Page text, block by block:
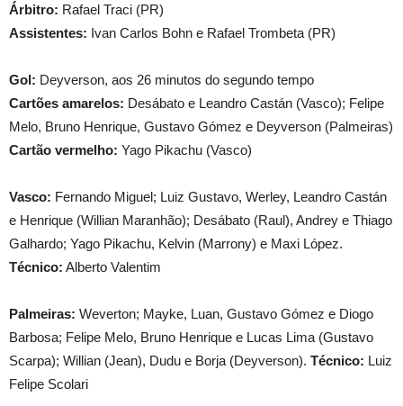
Árbitro: Rafael Traci (PR)
Assistentes: Ivan Carlos Bohn e Rafael Trombeta (PR)
Gol: Deyverson, aos 26 minutos do segundo tempo
Cartões amarelos: Desábato e Leandro Castán (Vasco); Felipe
Melo, Bruno Henrique, Gustavo Gómez e Deyverson (Palmeiras)
Cartão vermelho: Yago Pikachu (Vasco)
Vasco: Fernando Miguel; Luiz Gustavo, Werley, Leandro Castán
e Henrique (Willian Maranhão); Desábato (Raul), Andrey e Thiago
Galhardo; Yago Pikachu, Kelvin (Marrony) e Maxi López.
Técnico: Alberto Valentim
Palmeiras: Weverton; Mayke, Luan, Gustavo Gómez e Diogo
Barbosa; Felipe Melo, Bruno Henrique e Lucas Lima (Gustavo
Scarpa); Willian (Jean), Dudu e Borja (Deyverson). Técnico: Luiz
Felipe Scolari